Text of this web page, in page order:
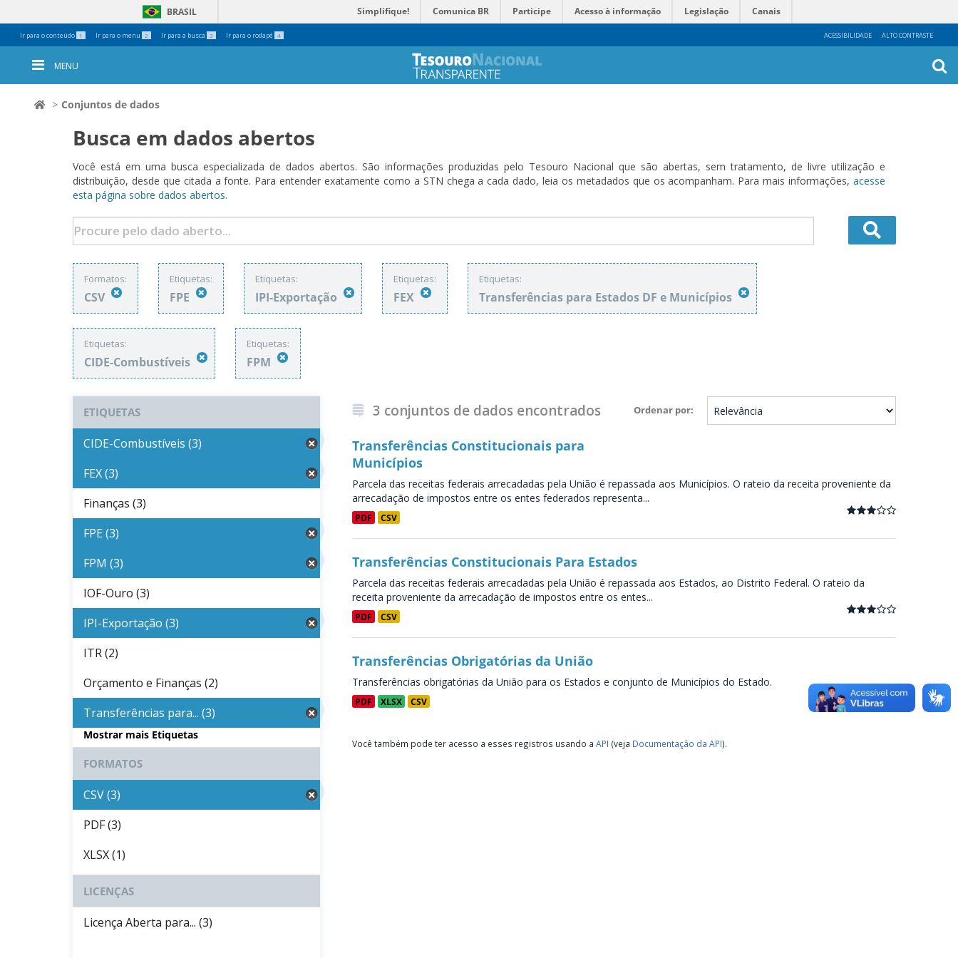
Ir para o conteúdo 1 Ir para o menu 2 Ir para a busca 3 Ir para o rodapé 4 ACESSIBILIDADE ALTO CONTRASTE
BRASIL Simplifique! Comunica BR Participe Acesso à informação Legislação Canais
Ferramentas
Pessoais
MENU
Conjuntos de dados
Busca em dados abertos
Você está em uma busca especializada de dados abertos. São informações produzidas pelo Tesouro Nacional que são abertas, sem tratamento, de livre utilização e
distribuição, desde que citada a fonte. Para entender exatamente como a STN chega a cada dado, leia os metadados que os acompanham. Para mais informações, acesse
esta página sobre dados abertos.
Formatos:
CSV
Etiquetas:
FPE
Etiquetas:
IPI-Exportação
Etiquetas:
FEX
Etiquetas:
Transferências para Estados DF e Municípios
Etiquetas:
CIDE-Combustíveis
Etiquetas:
FPM
Ordenar por
3 conjuntos de dados encontrados
Transferências Constitucionais para
Municípios
Parcela das receitas federais arrecadadas pela União é repassada aos Municípios. O rateio da receita proveniente da
arrecadação de impostos entre os entes federados representa...
PDF CSV
Transferências Constitucionais Para Estados
Parcela das receitas federais arrecadadas pela União é repassada aos Estados, ao Distrito Federal. O rateio da
receita proveniente da arrecadação de impostos entre os entes...
PDF CSV
Transferências Obrigatórias da União
Transferências obrigatórias da União para os Estados e conjunto de Municípios do Estado.
PDF XLSX CSV
Você também pode ter acesso a esses registros usando a API (veja Documentação da API).
ETIQUETAS
CIDE-Combustíveis (3)
FEX (3)
Finanças (3)
FPE (3)
FPM (3)
IOF-Ouro (3)
IPI-Exportação (3)
ITR (2)
Orçamento e Finanças (2)
Transferências para... (3)
Mostrar mais Etiquetas
FORMATOS
CSV (3)
PDF (3)
XLSX (1)
LICENÇAS
Licença Aberta para... (3)